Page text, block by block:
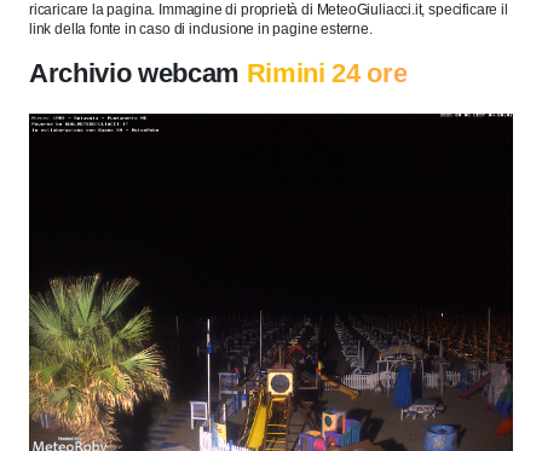
ricaricare la pagina. Immagine di proprietà di MeteoGiuliacci.it, specificare il
link della fonte in caso di inclusione in pagine esterne.
Archivio webcam Rimini 24 ore